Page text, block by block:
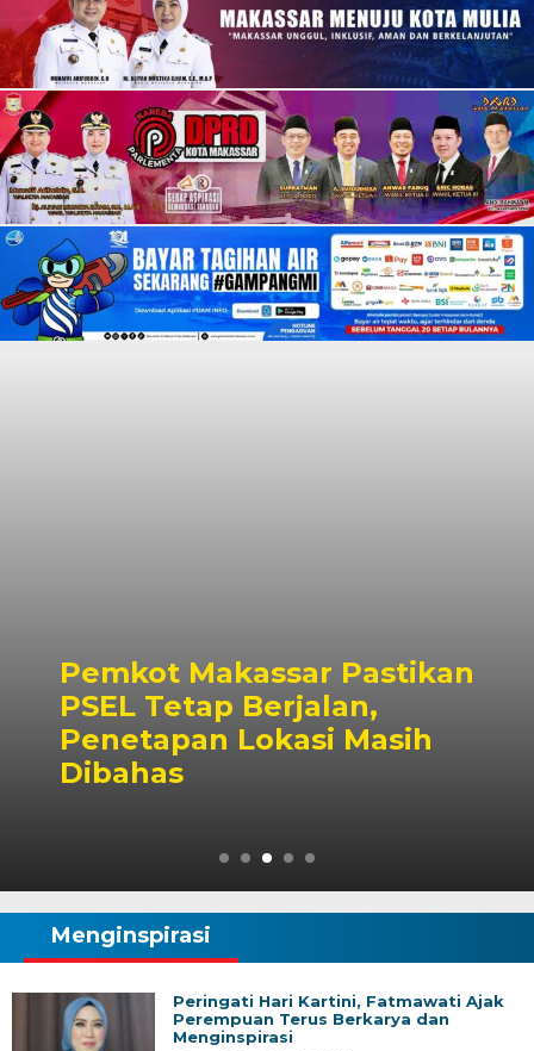
Pemkot Makassar Pastikan
PSEL Tetap Berjalan,
Penetapan Lokasi Masih
Dibahas
Menginspirasi
Peringati Hari Kartini, Fatmawati Ajak
Perempuan Terus Berkarya dan
Menginspirasi